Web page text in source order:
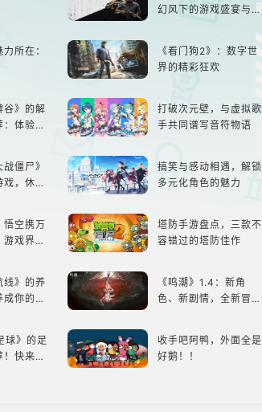
幻风下的游戏盛宴与瑕
所在：
《看门狗2》：数字世
界的精彩狂欢
谷》的解
体验沉
打破次元壁，与虚拟歌
手共同谱写音符物语
僵尸》
，休闲
搞笑与感动相遇，解锁
多元化角色的魅力
悟空携万
戏界的
塔防手游盘点，三款不
容错过的塔防佳作
线》的养
你的梦
《鸣潮》1.4：新角
色、新剧情，全新冒险
球》的足
快来赢
收手吧阿鸭，外面全是
好鹅！！